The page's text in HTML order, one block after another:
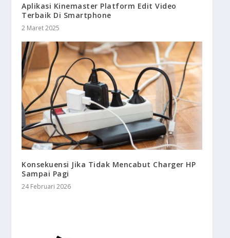
Aplikasi Kinemaster Platform Edit Video
Terbaik Di Smartphone
2 Maret 2025
Konsekuensi Jika Tidak Mencabut Charger HP
Sampai Pagi
24 Februari 2026